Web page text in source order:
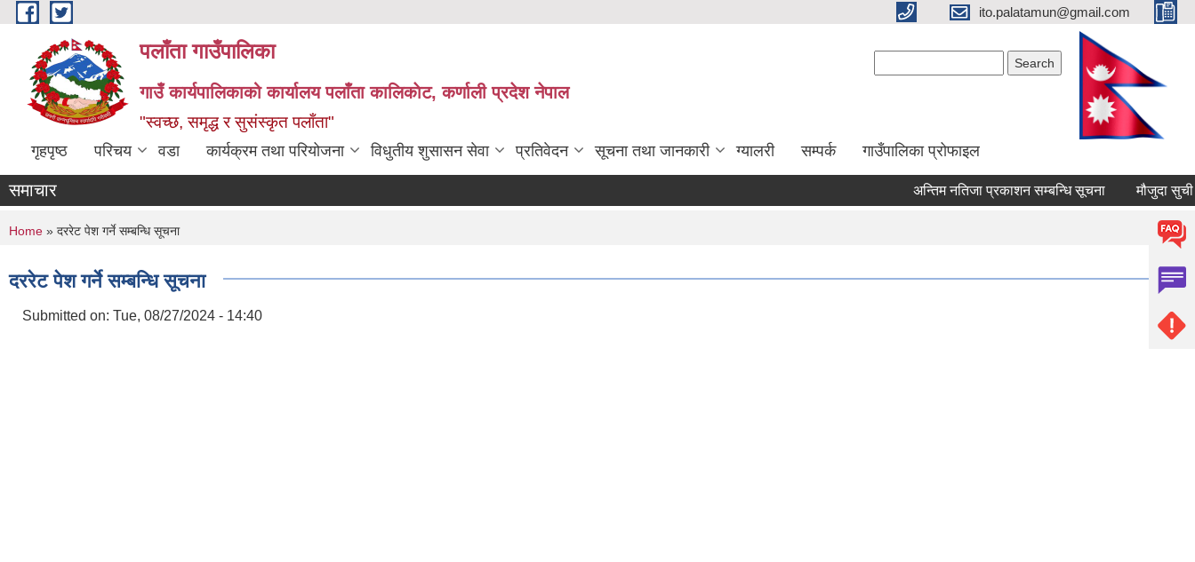
Skip to main content ito.palatamun@gmail.com
पलाँता गाउँपालिका
गाउँ कार्यपालिकाको कार्यालयपलाँता कालिकाेट, कर्णाली प्रदेश नेपाल
"स्वच्छ, समृद्ध र सुसंस्कृत पलाँता"
गृहपृष्ठ परिचय वडा कार्यक्रम तथा परियोजना विधुतीय शुसासन सेवा प्रतिवेदन सूचना तथा जानकारी ग्यालरी सम्पर्क गाउँपालिका प्रोफाइल
समाचार अन्तिम नतिजा प्रकाशन सम्बन्धि सूचना मौजुदा सुची दर्ता
You are here
Home » दररेट पेश गर्ने सम्बन्धि सूचना
दररेट पेश गर्ने सम्बन्धि सूचना
Submitted on: Tue, 08/27/2024 - 14:40